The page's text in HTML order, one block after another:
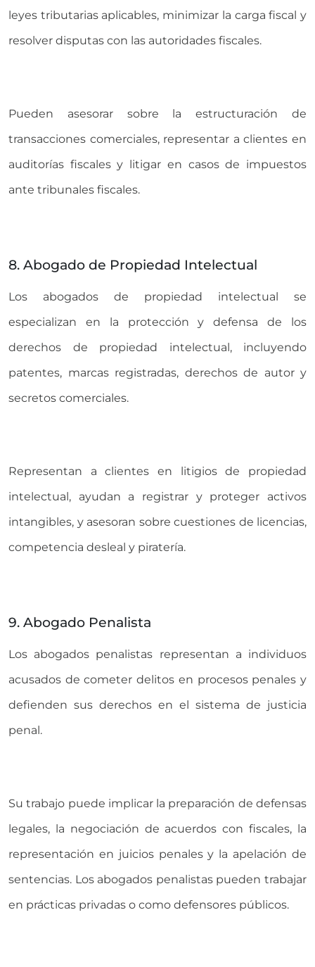
leyes tributarias aplicables, minimizar la carga fiscal y
resolver disputas con las autoridades fiscales.
Pueden asesorar sobre la estructuración de
transacciones comerciales, representar a clientes en
auditorías fiscales y litigar en casos de impuestos
ante tribunales fiscales.
8. Abogado de Propiedad Intelectual
Los abogados de propiedad intelectual se
especializan en la protección y defensa de los
derechos de propiedad intelectual, incluyendo
patentes, marcas registradas, derechos de autor y
secretos comerciales.
Representan a clientes en litigios de propiedad
intelectual, ayudan a registrar y proteger activos
intangibles, y asesoran sobre cuestiones de licencias,
competencia desleal y piratería.
9. Abogado Penalista
Los abogados penalistas representan a individuos
acusados de cometer delitos en procesos penales y
defienden sus derechos en el sistema de justicia
penal.
Su trabajo puede implicar la preparación de defensas
legales, la negociación de acuerdos con fiscales, la
representación en juicios penales y la apelación de
sentencias. Los abogados penalistas pueden trabajar
en prácticas privadas o como defensores públicos.